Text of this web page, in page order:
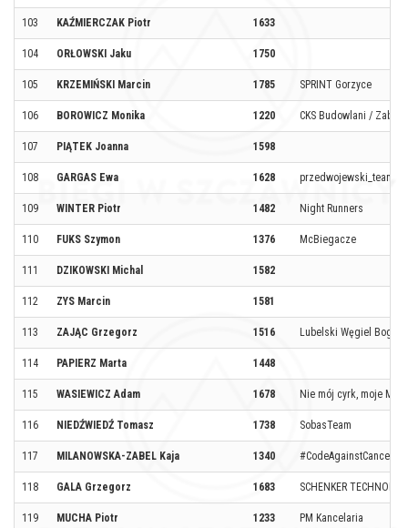
103 KAŹMIERCZAK Piotr 1633
104 ORŁOWSKI Jaku 1750
105 KRZEMIŃSKI Marcin 1785 SPRINT Gorzyce
106 BOROWICZ Monika 1220 CKS Budowlani /
107 PIĄTEK Joanna 1598
108 GARGAS Ewa 1628 przedwojewski_team
109 WINTER Piotr 1482 Night Runners
110 FUKS Szymon 1376 McBiegacze
111 DZIKOWSKI Michal 1582
112 ZYS Marcin 1581
113 ZAJĄC Grzegorz 1516 Lubelski Węgiel
114 PAPIERZ Marta 1448
115 WASIEWICZ Adam 1678 Nie mój cyrk, moje
116 NIEDŹWIEDŹ Tomasz 1738 SobasTeam
117 MILANOWSKA-ZABEL Kaja 1340 #CodeAgainstCancer
118 GALA Grzegorz 1683 SCHENKER
119 MUCHA Piotr 1233 PM Kancelaria